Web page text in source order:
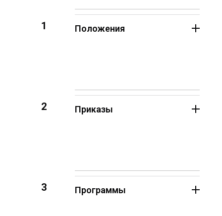
1 Положения
2 Приказы
3 Программы